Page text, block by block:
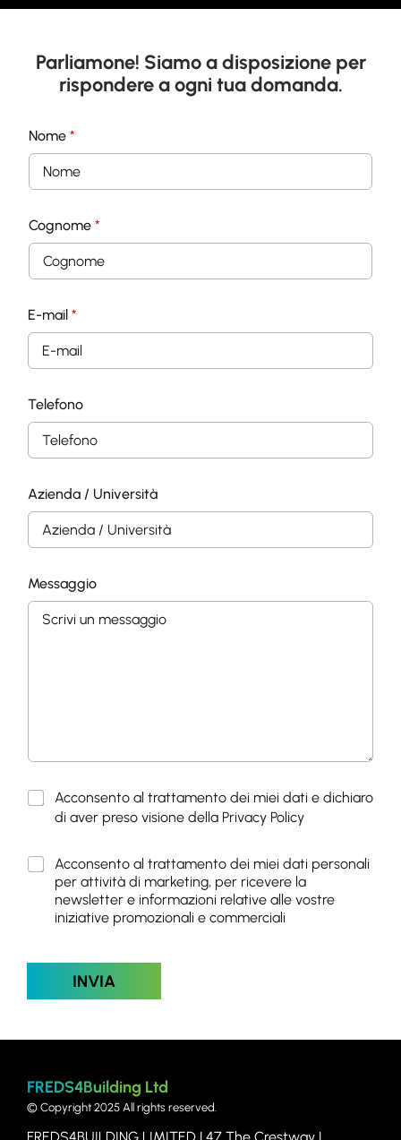
Parliamone! Siamo a disposizione per
rispondere a ogni tua domanda.
Nome *
Cognome *
E-mail *
Telefono
*
*
Azienda / Università
Messaggio
P
i
y
Acconsento al trattamento dei miei dati e dichiaro
di aver preso visione della Privacy Policy
M
i
g
Acconsento al trattamento dei miei dati personali
per attività di marketing, per ricevere la
newsletter e informazioni relative alle vostre
iniziative promozionali e commerciali
INVIA
FREDS4Building Ltd
© Copyright 2025 All rights reserved.